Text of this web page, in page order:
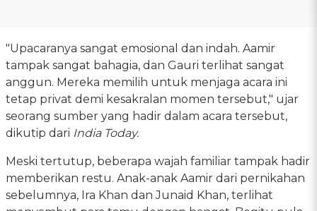
"Upacaranya sangat emosional dan indah. Aamir
tampak sangat bahagia, dan Gauri terlihat sangat
anggun. Mereka memilih untuk menjaga acara ini
tetap privat demi kesakralan momen tersebut," ujar
seorang sumber yang hadir dalam acara tersebut,
dikutip dari India Today.
Meski tertutup, beberapa wajah familiar tampak hadir
memberikan restu. Anak-anak Aamir dari pernikahan
sebelumnya, Ira Khan dan Junaid Khan, terlihat